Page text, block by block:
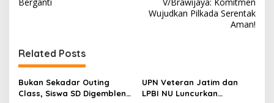
s
a
v
i
Wujudkan Pilkada Serentak
Aman!
Related Posts
Bukan Sekadar Outing
Class, Siswa SD Digembleng
UPN Veteran Jatim dan
LPBI NU Luncurkan